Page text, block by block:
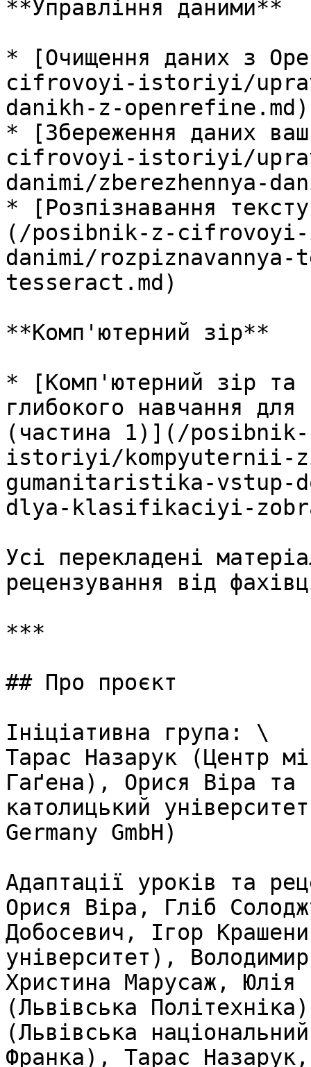
**Управління даними**
* [Очищення даних з
cifrovoyi-istoriyi/
danikh-z-openrefine.md)
* [Збереження даних
cifrovoyi-istoriyi/
danimi/zberezhennya-
* [Розпізнавання
(/posibnik-z-
danimi/rozpiznavannya-
tesseract.md)
**Комп'ютерний зір**
* [Комп'ютерний зір та
глибокого навчання для
(частина 1)](/
istoriyi/kompyuternii-
gumanitaristika-vstup-
dlya-klasifikaciyi-
Усі перекладені
рецензування від
***
## Про проєкт
Ініціативна група: \
Тарас Назарук (Центр
Гаґена), Орися Віра та
католицький
Germany GmbH)
Адаптації уроків та
Орися Віра, Гліб
Добосевич, Ігор
університет),
Христина Марусаж, Юлія
(Львівська
(Львівська
Франка), Тарас